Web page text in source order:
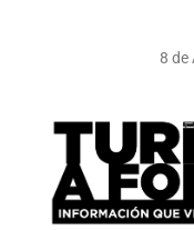
8 de